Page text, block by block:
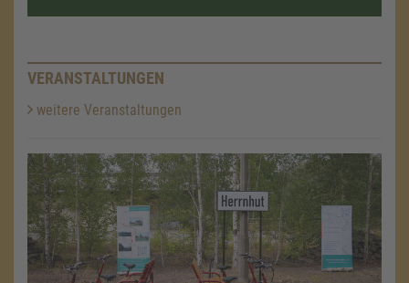
VERANSTALTUNGEN
weitere Veranstaltungen